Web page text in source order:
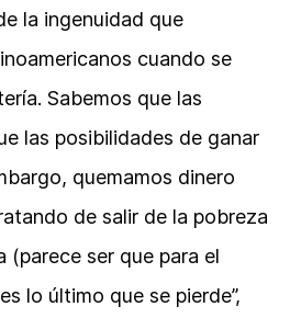
la ingenuidad que
cuando se
Sabemos que las
las posibilidades de ganar
quemamos dinero
de salir de la pobreza
(parece ser que para el
lo último que se pierde”,